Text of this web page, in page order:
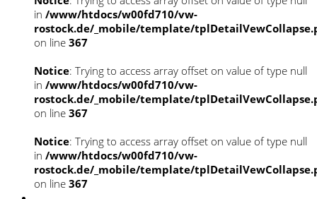
in /www/htdocs/w00fd710/vw-
rostock.de/_mobile/template/
on line 367
Notice: Trying to access array offset on value of type null
in /www/htdocs/w00fd710/vw-
rostock.de/_mobile/template/
on line 367
Notice: Trying to access array offset on value of type null
in /www/htdocs/w00fd710/vw-
rostock.de/_mobile/template/
on line 367